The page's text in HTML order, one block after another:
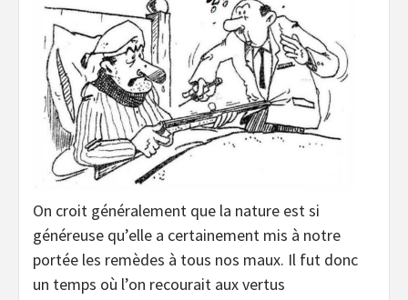
On croit généralement que la nature est si
généreuse qu’elle a certainement mis à notre
portée les remèdes à tous nos maux. Il fut donc
un temps où l’on recourait aux vertus